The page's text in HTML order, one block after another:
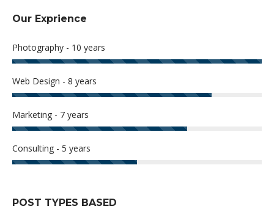
Our Exprience
Photography - 10 years
Web Design - 8 years
Marketing - 7 years
Consulting - 5 years
POST TYPES BASED